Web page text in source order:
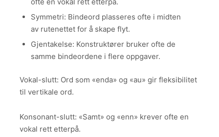
Symmetri: Bindeord plasseres ofte i midten
av rutenettet for å skape flyt.
Gjentakelse: Konstruktører bruker ofte de
samme bindeordene i flere oppgaver.
Vokal-slutt: Ord som «enda» og «au» gir fleksibilitet
til vertikale ord.
Konsonant-slutt: «Samt» og «enn» krever ofte en
vokal rett etterpå.